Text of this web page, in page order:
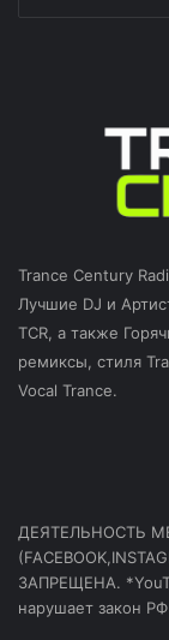
Trance Century
Лучшие DJ и
TCR, а также
ремиксы, стиля
Vocal Trance.
ДЕЯТЕЛЬНОСТЬ
ЗАПРЕЩЕНА.
нарушает закон РФ